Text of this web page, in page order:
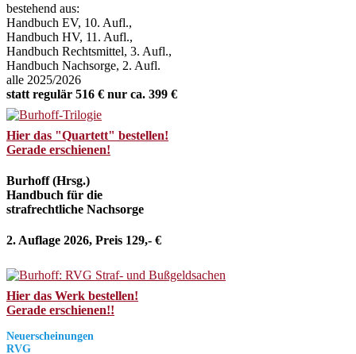
bestehend aus:
Handbuch EV, 10. Aufl.,
Handbuch HV, 11. Aufl.,
Handbuch Rechtsmittel, 3. Aufl.,
Handbuch Nachsorge, 2. Aufl.
alle 2025/2026
statt regulär 516 € nur ca. 399 €
Hier das "Quartett" bestellen!
Gerade erschienen!
Burhoff (Hrsg.)
Handbuch für die
strafrechtliche Nachsorge
2. Auflage 2026, Preis 129,- €
Hier das Werk bestellen!
Gerade erschienen!!
Neuerscheinungen
RVG